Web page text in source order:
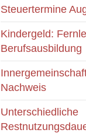
Steuertermine
Kindergeld:
Berufsausbildung
Nachweis
Unterschiedliche